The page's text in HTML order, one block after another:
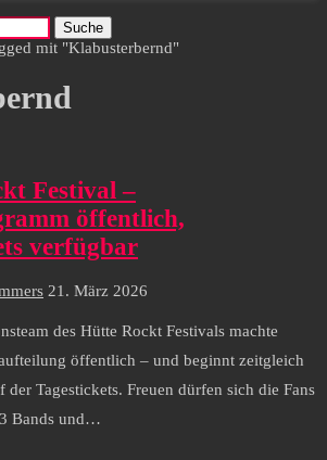
Suche
mit "Klabusterbernd"
Festival –
öffentlich,
verfügbar
21. März 2026
des Hütte Rockt Festivals machte
öffentlich – und beginnt zeitgleich
der Tagestickets. Freuen dürfen sich die Fans
Bands und…